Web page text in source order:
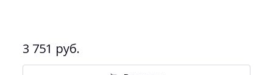
3 751 руб.